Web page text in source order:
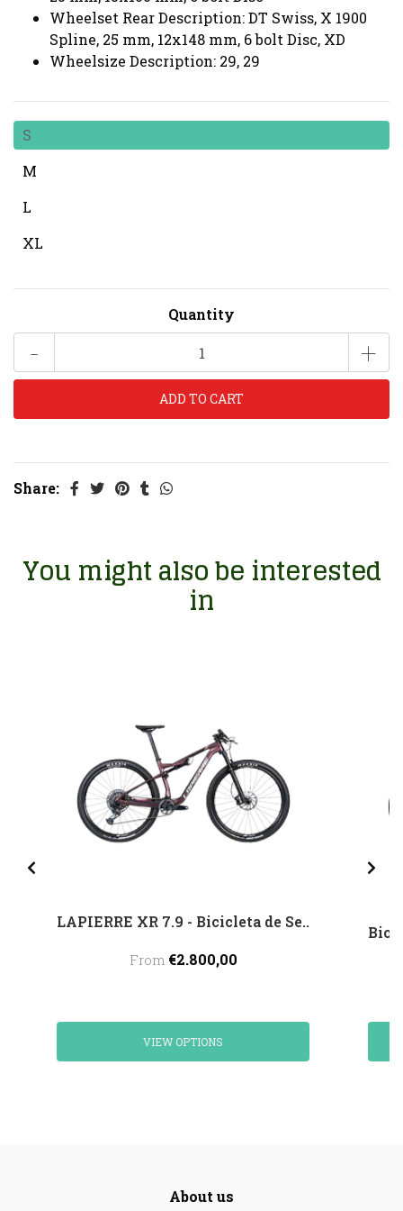
Wheelset Rear Description: DT Swiss, X 1900
Spline, 25 mm, 12x148 mm, 6 bolt Disc, XD
Wheelsize Description: 29, 29
S
M
L
XL
Quantity
- +
Share:
You might also be interested
in
LAPIERRE XR 7.9 - Bicicleta de Se..
From €2.800,00
VIEW OPTIONS
About us